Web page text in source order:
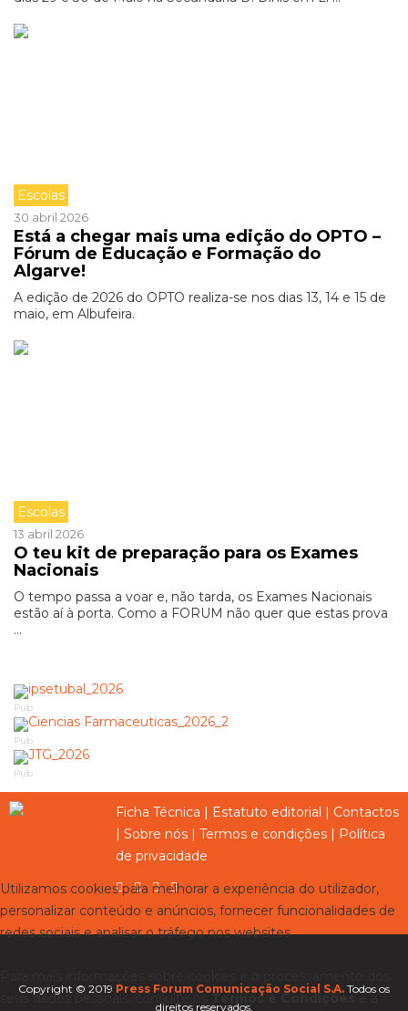
Escolas
30 abril 2026
Está a chegar mais uma edição do OPTO –
Fórum de Educação e Formação do
Algarve!
A edição de 2026 do OPTO realiza-se nos dias 13, 14 e 15 de
maio, em Albufeira.
Escolas
13 abril 2026
O teu kit de preparação para os Exames
Nacionais
O tempo passa a voar e, não tarda, os Exames Nacionais
estão aí à porta. Como a FORUM não quer que estas prova
...
Pub
Pub
Pub
Ficha Técnica | Estatuto editorial | Contactos
| Sobre nós | Termos e condições | Política
de privacidade
Copyright © 2019 Press Forum Comunicação Social S.A. Todos os
direitos reservados.
Utilizamos cookies para melhorar a experiência do utilizador,
personalizar conteúdo e anúncios, fornecer funcionalidades de
redes sociais e analisar o tráfego nos websites.
seus dados pessoais, consulte osTermos e Condiçõese a